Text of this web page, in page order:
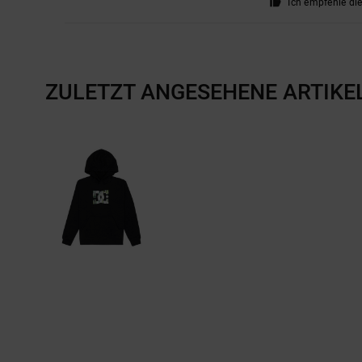
Ich empfehle
ZULETZT ANGESEHENE